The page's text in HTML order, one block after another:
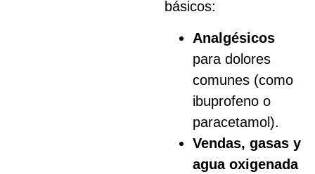
básicos:
Analgésicos
para dolores
comunes (como
ibuprofeno o
paracetamol).
Vendas, gasas y
agua oxigenada